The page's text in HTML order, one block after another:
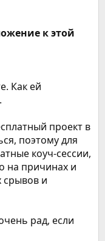
к этой
Как ей
проект в
поэтому для
коуч-сессии,
на причинах и
срывов и
рад, если